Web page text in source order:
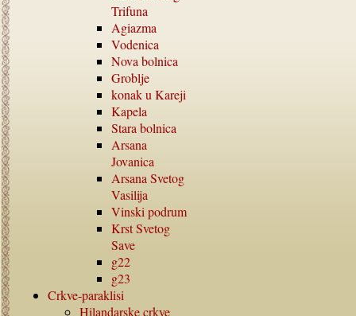
Trifuna
Agiazma
Vodenica
Nova bolnica
Groblje
konak u Kareji
Kapela
Stara bolnica
Arsana
Jovanica
Arsana Svetog
Vasilija
Vinski podrum
Krst Svetog
Save
g22
g23
Crkve-paraklisi
Hilandarske crkve